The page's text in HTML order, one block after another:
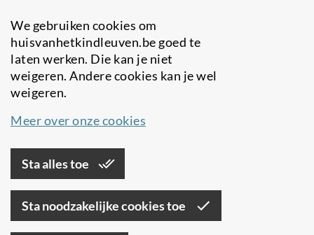
We gebruiken cookies om
huisvanhetkindleuven.be goed te
laten werken. Die kan je niet
weigeren. Andere cookies kan je wel
weigeren.
Meer over onze cookies
Sta alles toe
Sta noodzakelijke cookies toe